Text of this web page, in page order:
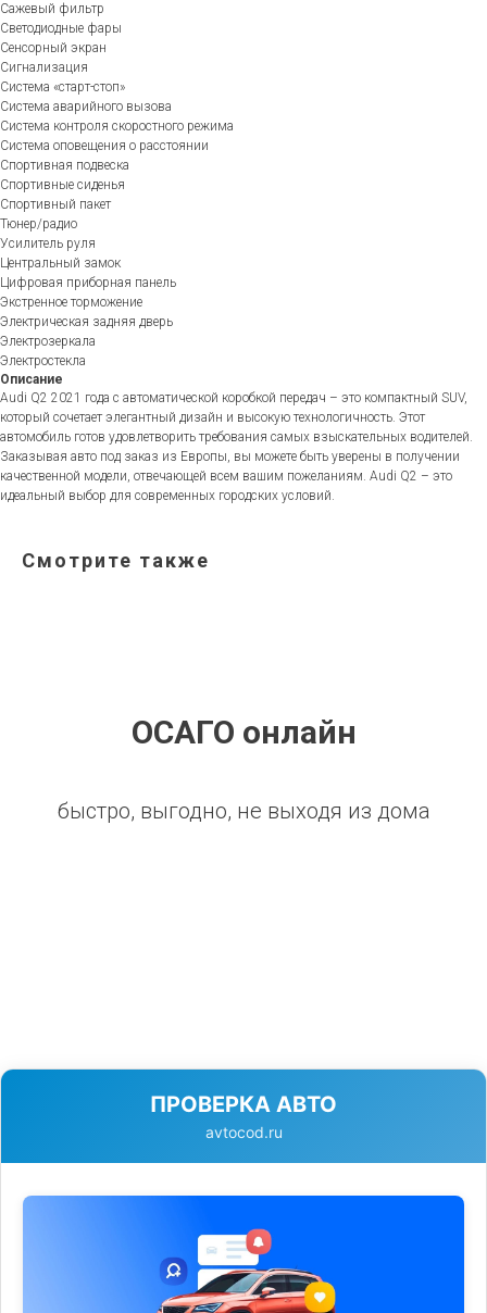
Сажевый фильтр
Светодиодные фары
Сенсорный экран
Сигнализация
Система «старт-стоп»
Система аварийного вызова
Система контроля скоростного режима
Система оповещения о расстоянии
Спортивная подвеска
Спортивные сиденья
Спортивный пакет
Тюнер/радио
Усилитель руля
Центральный замок
Цифровая приборная панель
Экстренное торможение
Электрическая задняя дверь
Электрозеркала
Электростекла
Описание
Audi Q2 2021 года с автоматической коробкой передач – это компактный SUV,
который сочетает элегантный дизайн и высокую технологичность. Этот
автомобиль готов удовлетворить требования самых взыскательных водителей.
Заказывая авто под заказ из Европы, вы можете быть уверены в получении
качественной модели, отвечающей всем вашим пожеланиям. Audi Q2 – это
идеальный выбор для современных городских условий.
Смотрите также
ОСАГО онлайн
быстро, выгодно, не выходя из дома
ПРОВЕРКА АВТО
avtocod.ru